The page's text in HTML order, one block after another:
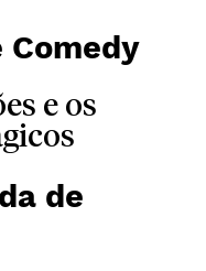
Comedy
e os
de